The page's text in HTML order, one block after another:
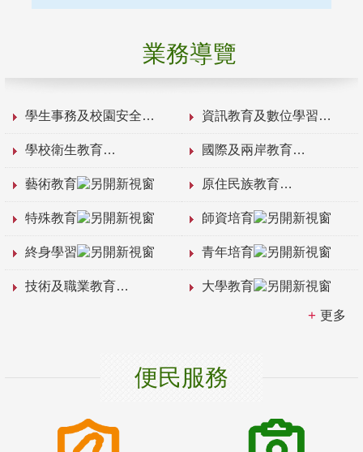
業務導覽
學生事務及校園安全 資訊教育及數位學習
學校衛生教育 國際及兩岸教育
藝術教育 原住民族教育
特殊教育 師資培育
終身學習 青年培育
技術及職業教育 大學教育
更多
便民服務